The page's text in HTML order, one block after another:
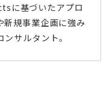
に基づいたアプロ
新規事業企画に強み
サルタント。